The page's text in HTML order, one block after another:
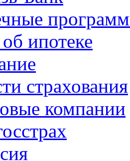
ипотеке
страхования
компании